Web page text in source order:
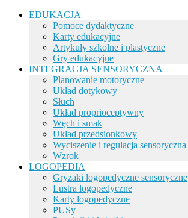
EDUKACJA
Pomoce dydaktyczne
Karty edukacyjne
Artykuły szkolne i plastyczne
Gry edukacyjne
INTEGRACJA SENSORYCZNA
Planowanie motoryczne
Układ dotykowy
Słuch
Układ proprioceptywny
Węch i smak
Układ przedsionkowy
Wyciszenie i regulacja sensoryczna
Wzrok
LOGOPEDIA
Gryzaki logopedyczne sensoryczne
Lustra logopedyczne
Karty logopedyczne
PUSy